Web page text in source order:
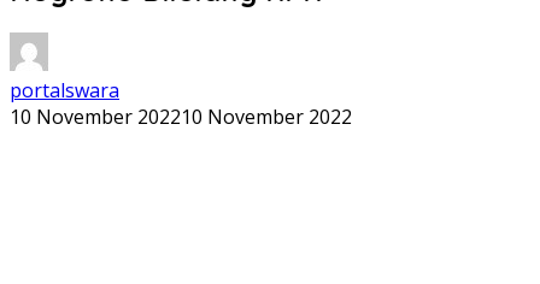
portalswara
10 November 202210 November 2022